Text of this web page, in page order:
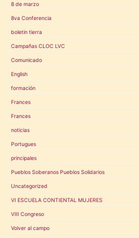
8 de marzo
8va Conferencia
boletin tierra
Campañas CLOC LVC
Comunicado
English
formación
Frances
Frances
noticias
Portugues
principales
Pueblos Soberanos Pueblos Solidarios
Uncategorized
VI ESCUELA CONTIENTAL MUJERES
VIII Congreso
Volver al campo